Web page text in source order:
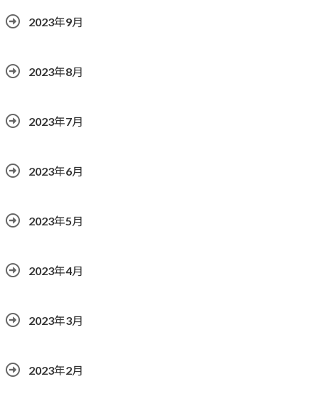
2023年9月
2023年8月
2023年7月
2023年6月
2023年5月
2023年4月
2023年3月
2023年2月